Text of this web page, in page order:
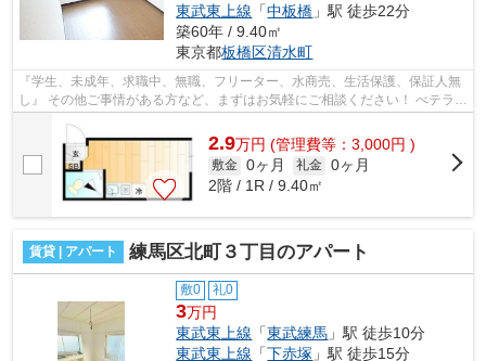
東武東上線 「中板橋 」駅 徒歩22分
築60年 / 9.40㎡
東京都板橋区清水町
『学生、未成年、求職中、無職、フリーター、水商売、生活保護、保証人無
し』 その他ご事情がある方など、まずはお気軽にご相談ください！ べテラン
スタッフが対応致しますのでご希望...
2.9万円 (管理費等：3,000円 )
敷金 0ヶ月 礼金 0ヶ月
2階 / 1R / 9.40㎡
賃貸 | アパート 練馬区北町３丁目のアパート
敷0 礼0
3万円
東武東上線 「東武練馬 」駅 徒歩10分
東武東上線 「下赤塚 」駅 徒歩15分